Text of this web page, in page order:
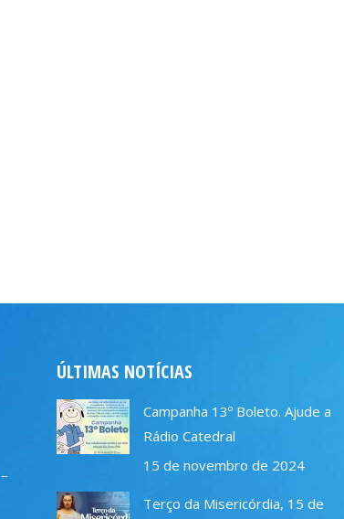
ÚLTIMAS NOTÍCIAS
Campanha 13º Boleto. Ajude a
Rádio Catedral
15 de novembro de 2024
Terço da Misericórdia, 15 de